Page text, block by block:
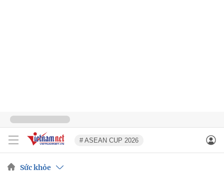
# ASEAN CUP 2026
Sức khỏe